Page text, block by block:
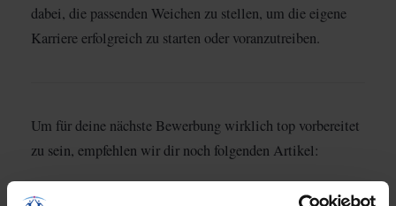
dabei, die passenden Weichen zu stellen, um die eigene
Karriere erfolgreich zu starten oder voranzutreiben.
Um für deine nächste Bewerbung wirklich top vorbereitet
zu sein, empfehlen wir dir noch folgenden Artikel:
Anschreiben Bewerbung – 9 Tipps & die ideale